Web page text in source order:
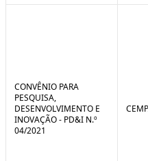
CONVÊNIO PARA
PESQUISA,
DESENVOLVIMENTO E
INOVAÇÃO - PD&I N.º
04/2021